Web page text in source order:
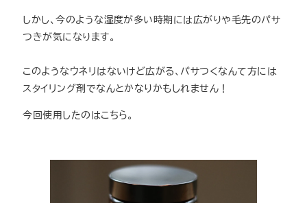
しかし、今のような湿度が多い時期には広がりや毛先のパサ
つきが気になります。
このようなウネリはないけど広がる、パサつくなんて方には
スタイリング剤でなんとかなりかもしれません！
今回使用したのはこちら。